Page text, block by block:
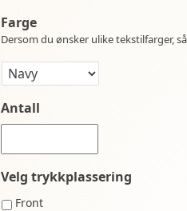
Farge
Dersom du ønsker ulike tekstilfarger,
Antall
Velg trykkplassering
Front